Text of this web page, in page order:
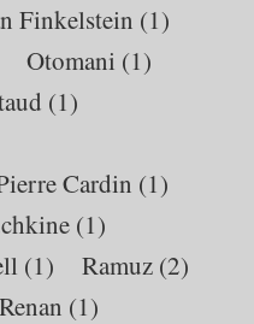
Finkelstein (1)
Otomani (1)
(1)
Cardin (1)
(1)
(1) Ramuz (2)
Renan (1)